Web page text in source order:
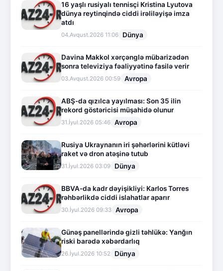
16 yaşlı rusiyalı tennisçi Kristina Lyutova
dünya reytinqində ciddi irəliləyişə imza
atdı
04.Avqust.2026 11:06 Dünya
Davina Makkol xərçənglə mübarizədən
sonra televiziya fəaliyyətinə fasilə verir
03.Avqust.2026 00:59 Avropa
ABŞ-da qızılca yayılması: Son 35 ilin
rekord göstəricisi müşahidə olunur
31.İyul.2026 05:46 Avropa
Rusiya Ukraynanın iri şəhərlərini kütləvi
raket və dron atəşinə tutub
31.İyul.2026 03:09 Dünya
BBVA-da kadr dəyişikliyi: Karlos Torres
rəhbərlikdə ciddi islahatlar aparır
30.İyul.2026 09:33 Avropa
Günəş panellərində gizli təhlükə: Yanğın
riski barədə xəbərdarlıq
26.İyul.2026 10:52 Dünya